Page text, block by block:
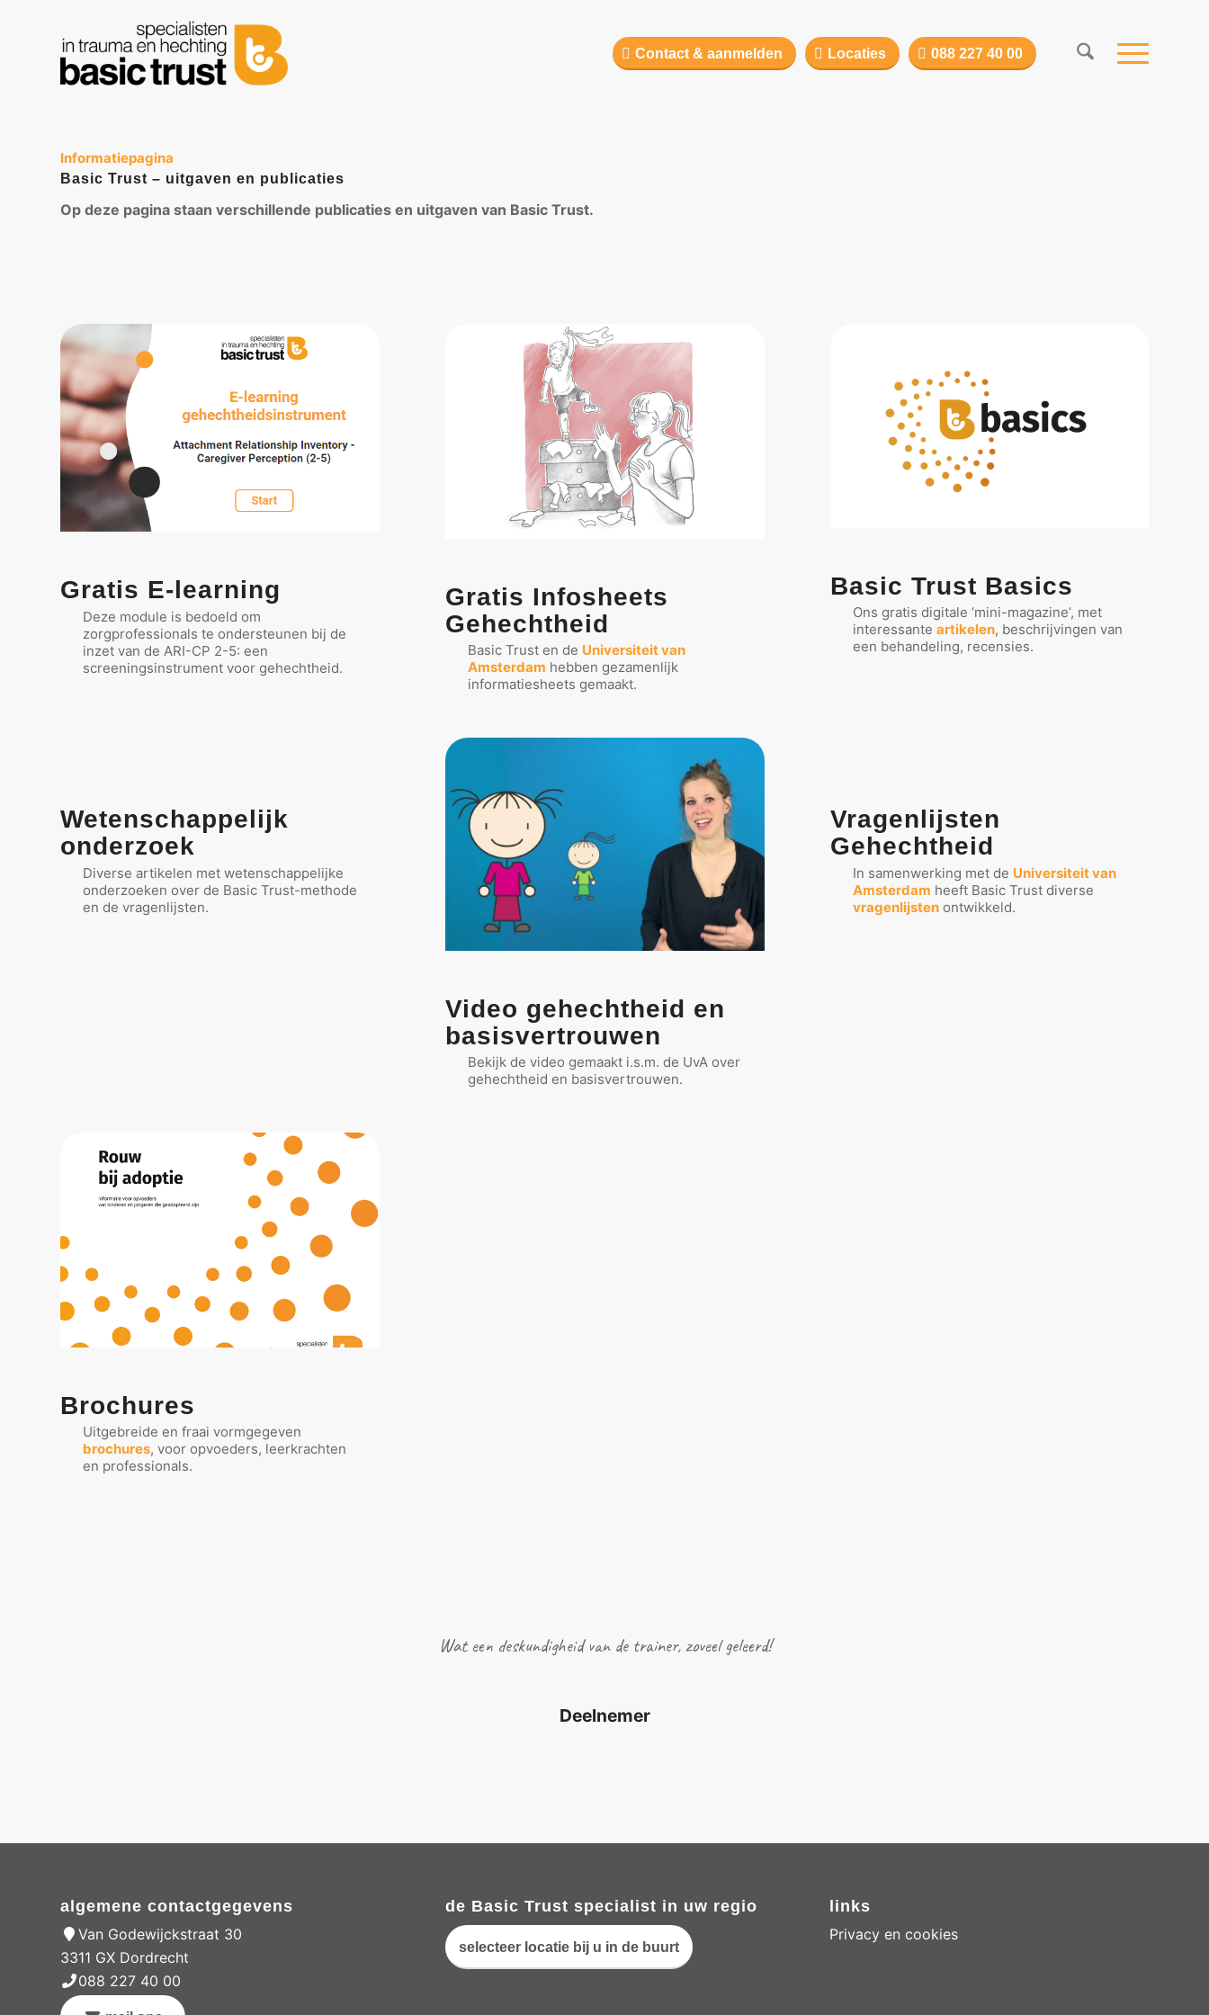
Contact & aanmelden Locaties 088 227 40 00
Informatiepagina
Basic Trust – uitgaven en publicaties
Op deze pagina staan verschillende publicaties en uitgaven van Basic Trust.
Gratis E-learning
Deze module is bedoeld om
zorgprofessionals te ondersteunen bij de
inzet van de ARI-CP 2-5: een
screeningsinstrument voor gehechtheid.
Gratis Infosheets
Gehechtheid
Basic Trust en de Universiteit van
Amsterdam hebben gezamenlijk
informatiesheets gemaakt.
Basic Trust Basics
Ons gratis digitale ‘mini-magazine’, met
interessante artikelen, beschrijvingen van
een behandeling, recensies.
Wetenschappelijk
onderzoek
Diverse artikelen met wetenschappelijke
onderzoeken over de Basic Trust-methode
en de vragenlijsten.
Video gehechtheid en
basisvertrouwen
Bekijk de video gemaakt i.s.m. de UvA over
gehechtheid en basisvertrouwen.
Vragenlijsten
Gehechtheid
In samenwerking met de Universiteit van
Amsterdam heeft Basic Trust diverse
vragenlijsten ontwikkeld.
Brochures
Uitgebreide en fraai vormgegeven
brochures, voor opvoeders, leerkrachten
en professionals.
Wat een deskundigheid van de trainer, zoveel geleerd!
Deelnemer
algemene contactgegevens
Van Godewijckstraat 30
3311 GX Dordrecht
088 227 40 00
de Basic Trust specialist in uw regio
selecteer locatie bij u in de buurt
links
Privacy en cookies